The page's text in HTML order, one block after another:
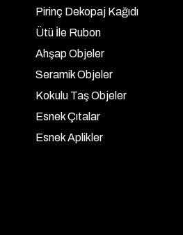
Pirinç Dekopaj Kağıdı
Ütü İle Rubon
Ahşap Objeler
Seramik Objeler
Kokulu Taş Objeler
Esnek Çıtalar
Esnek Aplikler